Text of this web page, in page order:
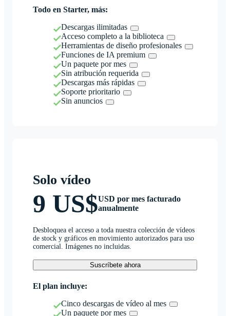
Todo en Starter, más:
Descargas ilimitadas
Acceso completo a la biblioteca
Herramientas de diseño profesionales
Funciones de IA premium
Un paquete por mes
Sin atribución requerida
Descargas más rápidas
Soporte prioritario
Sin anuncios
Solo vídeo
9 US$USD por mes facturado
anualmente
Desbloquea el acceso a toda nuestra colección de vídeos
de stock y gráficos en movimiento autorizados para uso
comercial. Imágenes no incluidas.
Suscríbete ahora
El plan incluye:
Cinco descargas de vídeo al mes
Un paquete por mes